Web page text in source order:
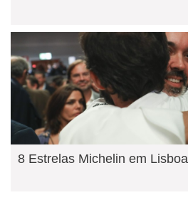
8 Estrelas Michelin em Lisboa